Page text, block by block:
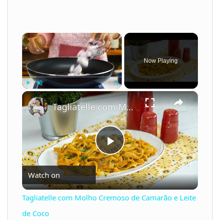
×
Play Unmute Fullscreen
Now Playing
×
P
l
Tagliatelle com Molho Cremoso de Camarão e Leite de Coco
Watch on
Tagliatelle com Molho Cremoso de Camarão e Leite
de Coco